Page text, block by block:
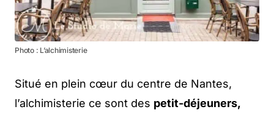
Photo : L’alchimisterie
Situé en plein cœur du centre de Nantes,
l’alchimisterie ce sont des petit-déjeuners,